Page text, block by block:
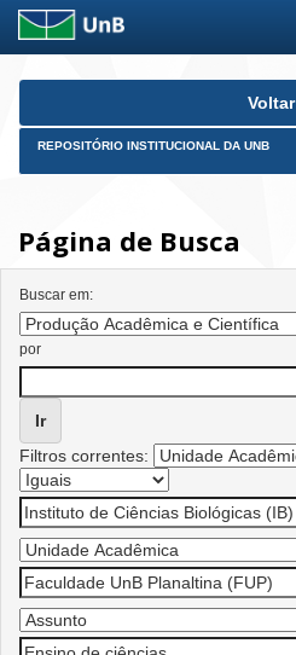
Skip
Voltar
REPOSITÓRIO INSTITUCIONAL DA UNB
Página de Busca
Buscar em:
por
Filtros correntes: